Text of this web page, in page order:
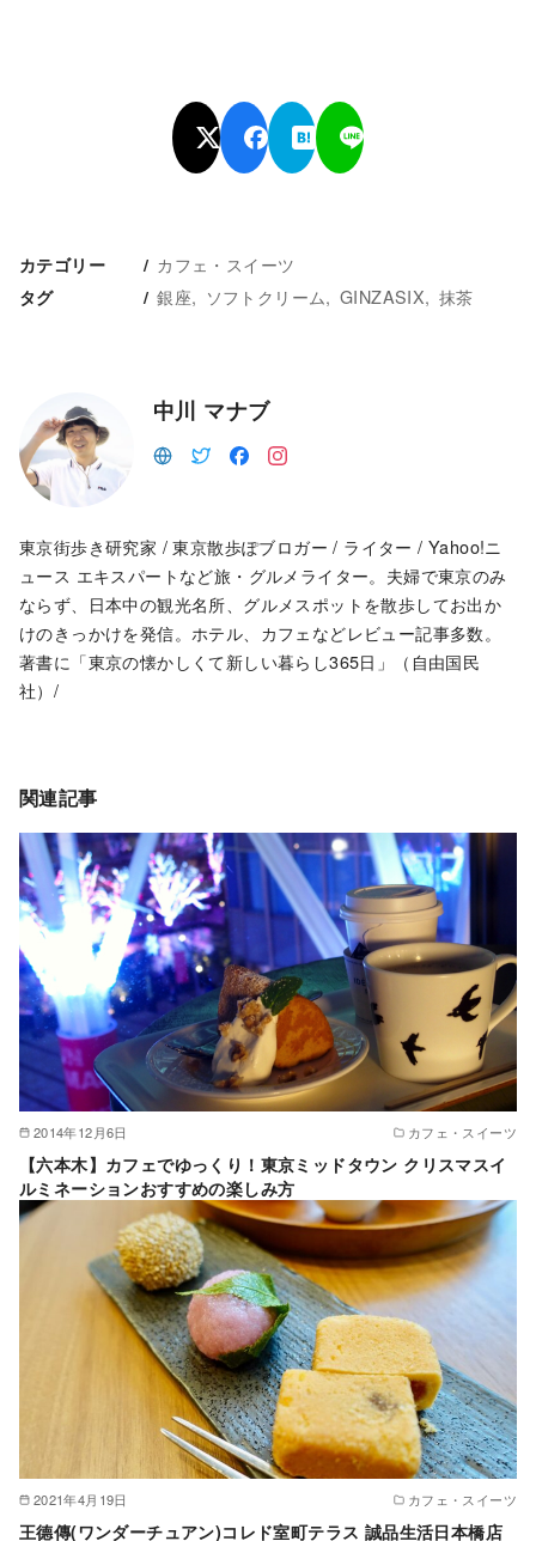
カテゴリー カフェ・スイーツ
タグ 銀座 ソフトクリーム GINZASIX 抹茶
中川 マナブ
東京街歩き研究家 / 東京散歩ぽブロガー / ライター / Yahoo!ニ
ュース エキスパートなど旅・グルメライター。夫婦で東京のみ
ならず、日本中の観光名所、グルメスポットを散歩してお出か
けのきっかけを発信。ホテル、カフェなどレビュー記事多数。
著書に「東京の懐かしくて新しい暮らし365日」（自由国民
社）/
関連記事
2014年12月6日 カフェ・スイーツ
【六本木】カフェでゆっくり！東京ミッドタウン クリスマスイ
ルミネーションおすすめの楽しみ方
2021年4月19日 カフェ・スイーツ
王德傳(ワンダーチュアン)コレド室町テラス 誠品生活日本橋店